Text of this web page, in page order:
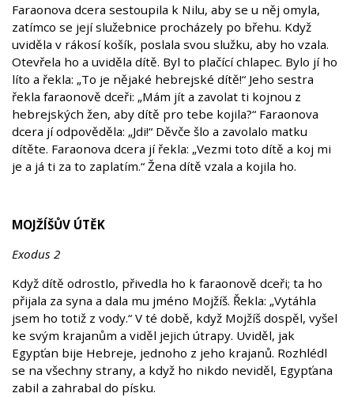
Faraonova dcera sestoupila k Nilu, aby se u něj omyla,
zatímco se její služebnice procházely po břehu. Když
uviděla v rákosí košík, poslala svou služku, aby ho vzala.
Otevřela ho a uviděla dítě. Byl to plačící chlapec. Bylo jí ho
líto a řekla: „To je nějaké hebrejské dítě!“ Jeho sestra
řekla faraonově dceři: „Mám jít a zavolat ti kojnou z
hebrejských žen, aby dítě pro tebe kojila?“ Faraonova
dcera jí odpověděla: „Jdi!“ Děvče šlo a zavolalo matku
dítěte. Faraonova dcera jí řekla: „Vezmi toto dítě a koj mi
je a já ti za to zaplatím.“ Žena dítě vzala a kojila ho.
MOJŽÍŠŮV ÚTĚK
Exodus 2
Když dítě odrostlo, přivedla ho k faraonově dceři; ta ho
přijala za syna a dala mu jméno Mojžíš. Řekla: „Vytáhla
jsem ho totiž z vody.“ V té době, když Mojžíš dospěl, vyšel
ke svým krajanům a viděl jejich útrapy. Uviděl, jak
Egypťan bije Hebreje, jednoho z jeho krajanů. Rozhlédl
se na všechny strany, a když ho nikdo neviděl, Egypťana
zabil a zahrabal do písku.